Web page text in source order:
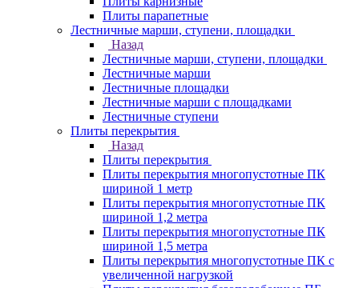
Плиты парапетные
Лестничные марши, ступени, площадки
Назад
Лестничные марши, ступени, площадки
Лестничные марши
Лестничные площадки
Лестничные марши с площадками
Лестничные ступени
Плиты перекрытия
Назад
Плиты перекрытия
Плиты перекрытия многопустотные ПК
шириной 1 метр
Плиты перекрытия многопустотные ПК
шириной 1,2 метра
Плиты перекрытия многопустотные ПК
шириной 1,5 метра
Плиты перекрытия многопустотные ПК с
увеличенной нагрузкой